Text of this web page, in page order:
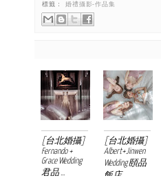
標籤： 婚禮攝影-作品集
[台北婚攝]
Fernando +
Grace Wedding
君品 ...
[台北婚攝]
Albert+Jinwen
Wedding 頤品
飯店 ...